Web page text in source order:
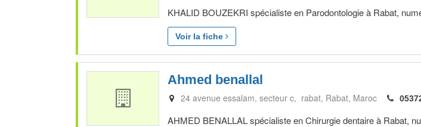
KHALID BOUZEKRI spécialiste en Parodontologie à Rabat,
Voir la fiche
Ahmed benallal
24 avenue essalam, secteur c, rabat Rabat Maroc
AHMED BENALLAL spécialiste en Chirurgie dentaire à Rabat,